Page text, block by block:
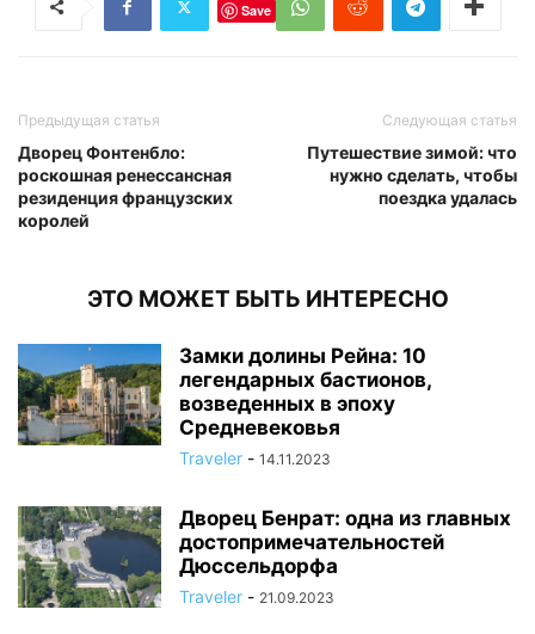
Save
Предыдущая статья
Дворец Фонтенбло:
роскошная ренессансная
резиденция французских
королей
Следующая статья
Путешествие зимой: что
нужно сделать, чтобы
поездка удалась
ЭТО МОЖЕТ БЫТЬ ИНТЕРЕСНО
Замки долины Рейна: 10
легендарных бастионов,
возведенных в эпоху
Средневековья
Traveler - 14.11.2023
Дворец Бенрат: одна из главных
достопримечательностей
Дюссельдорфа
Traveler - 21.09.2023